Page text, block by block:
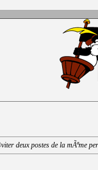
deux postes de la mÃªme